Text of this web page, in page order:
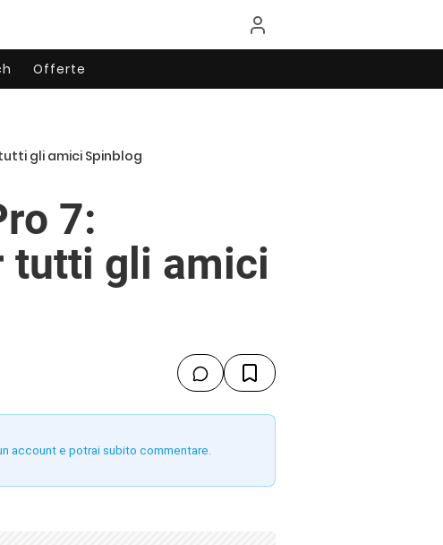
Offerte
gli amici Spinblog
7:
tutti gli amici
account e potrai subito commentare.